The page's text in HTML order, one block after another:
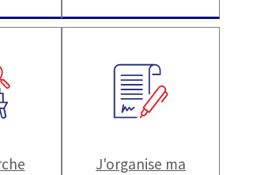
J'organise ma